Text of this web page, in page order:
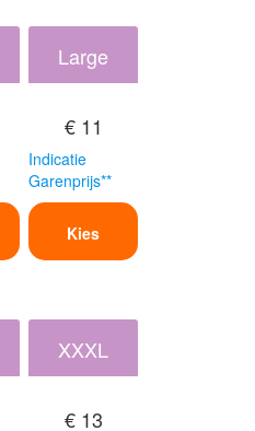
Large
€ 11
Indicatie
Garenprijs**
Kies
XXXL
€ 13